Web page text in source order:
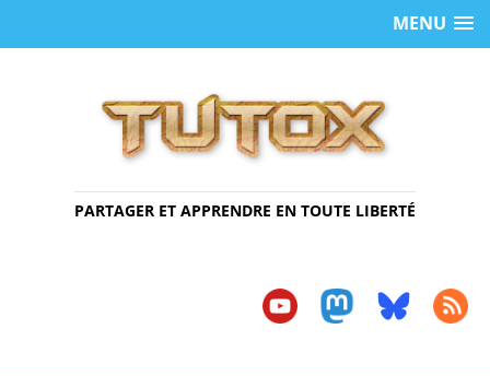
MENU
PARTAGER ET APPRENDRE EN TOUTE LIBERTÉ